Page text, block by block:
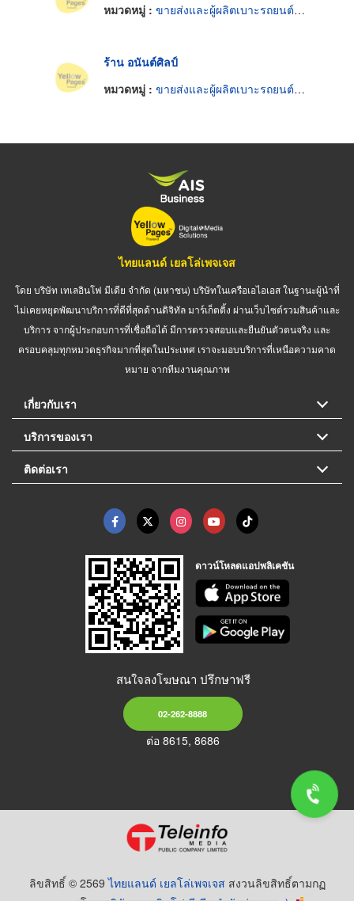
หมวดหมู่ : ขายส่งและผู้ผลิตเบาะรถยนต์และรถจักรยานยนต์
ร้าน อนันต์ศิลป์
หมวดหมู่ : ขายส่งและผู้ผลิตเบาะรถยนต์และรถจักรยานยนต์
ไทยแลนด์ เยลโล่เพจเจส
โดย บริษัท เทเลอินโฟ มีเดีย จำกัด (มหาชน) บริษัทในเครือเอไอเอส ในฐานะผู้นำที่
ไม่เคยหยุดพัฒนาบริการที่ดีที่สุดด้านดิจิทัล มาร์เก็ตติ้ง ผ่านเว็บไซต์รวมสินค้าและ
บริการ จากผู้ประกอบการที่เชื่อถือได้ มีการตรวจสอบและยืนยันตัวตนจริง และ
ครอบคลุมทุกหมวดธุรกิจมากที่สุดในประเทศ เราจะมอบบริการที่เหนือความคาด
หมาย จากทีมงานคุณภาพ
เกี่ยวกับเรา
บริการของเรา
ติดต่อเรา
ดาวน์โหลดแอปพลิเคชัน
สนใจลงโฆษณา ปรึกษาฟรี
02-262-8888
ต่อ 8615, 8686
ลิขสิทธิ์ © 2569ไทยแลนด์ เยลโล่เพจเจส สงวนลิขสิทธิ์ตามกฏ